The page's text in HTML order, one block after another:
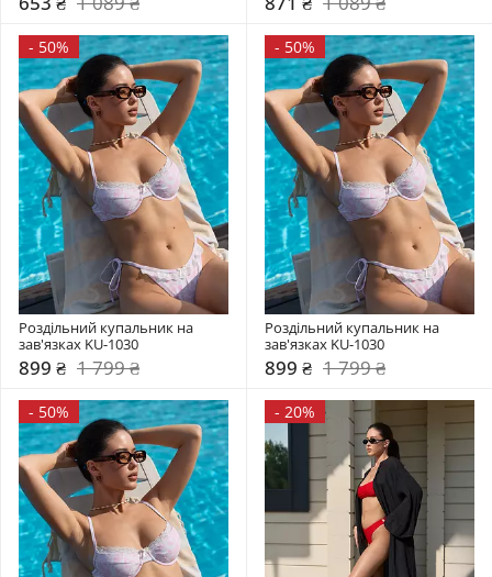
- 50%
Роздільний купальник на
зав'язках KU-1030
899 ₴ 1 799 ₴
- 50%
Роздільний купальник на
зав'язках KU-1030
899 ₴ 1 799 ₴
- 50% - 20%